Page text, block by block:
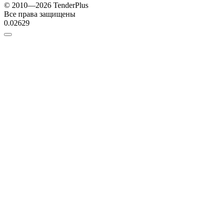
© 2010—2026 TenderPlus
Все права защищены
0.02629